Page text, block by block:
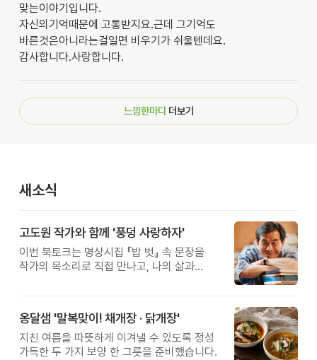
맞는이야기입니다.
자신의기억때문에 고통받지요.근데 그기억도
바른것은아니라는걸일면 비우기가 쉬울텐데요.
감사합니다.사랑합니다.
느낌한마디 더보기
새소식
고도원 작가와 함께 '풍덩 사랑하자'
이번 북토크는 명상시집 『밥 벗』 속 문장을
작가의 목소리로 직접 만나고, 나의 삶과
옹달샘 '말복맞이! 채개장 · 닭개장'
지친 여름을 따뜻하게 이겨낼 수 있도록 정성
가득한 두 가지 보양 한 그릇을 준비했습니다.